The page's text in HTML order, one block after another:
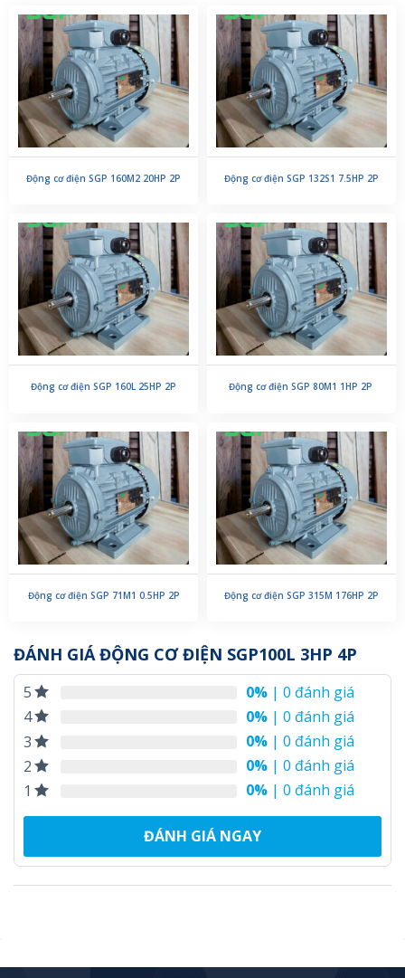
Động cơ điện SGP 160M2 20HP 2P Động cơ điện SGP 132S1 7.5HP 2P
Động cơ điện SGP 160L 25HP 2P Động cơ điện SGP 80M1 1HP 2P
Động cơ điện SGP 71M1 0.5HP 2P Động cơ điện SGP 315M 176HP 2P
ĐÁNH GIÁ ĐỘNG CƠ ĐIỆN SGP100L 3HP 4P
5 0% | 0 đánh giá
4
0% | 0 đánh giá
3
0% | 0 đánh giá
2
0% | 0 đánh giá
1
0% | 0 đánh giá
ĐÁNH GIÁ NGAY